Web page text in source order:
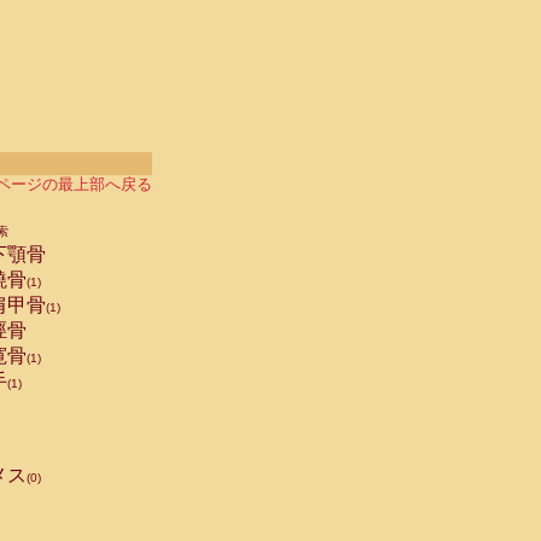
ージの最上部へ戻る
顎骨
骨(1)
甲骨(1)
骨
骨(1)
(1)
ス(0)